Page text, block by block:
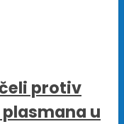
protiv
u